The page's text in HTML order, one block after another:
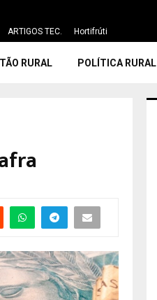
ARTIGOS TEC. Hortifrúti
RURAL POLÍTICA RURAL